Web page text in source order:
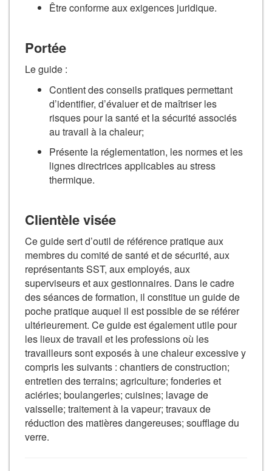
Être conforme aux exigences juridique.
Portée
Le guide :
Contient des conseils pratiques permettant
d’identifier, d’évaluer et de maîtriser les
risques pour la santé et la sécurité associés
au travail à la chaleur;
Présente la réglementation, les normes et les
lignes directrices applicables au stress
thermique.
Clientèle visée
Ce guide sert d’outil de référence pratique aux
membres du comité de santé et de sécurité, aux
représentants SST, aux employés, aux
superviseurs et aux gestionnaires. Dans le cadre
des séances de formation, il constitue un guide de
poche pratique auquel il est possible de se référer
ultérieurement. Ce guide est également utile pour
les lieux de travail et les professions où les
travailleurs sont exposés à une chaleur excessive y
compris les suivants : chantiers de construction;
entretien des terrains; agriculture; fonderies et
aciéries; boulangeries; cuisines; lavage de
vaisselle; traitement à la vapeur; travaux de
réduction des matières dangereuses; soufflage du
verre.